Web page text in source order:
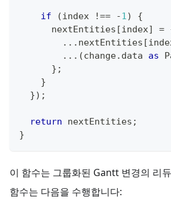
if (index !== -1)
{
      nextEntities
[index] =
... nextEntities [
... (change. data as
} ;
}
}) ;
return nextEntities ;
}
이 함수는 그룹화된 Gantt 변경의 리
함수는 다음을 수행합니다: